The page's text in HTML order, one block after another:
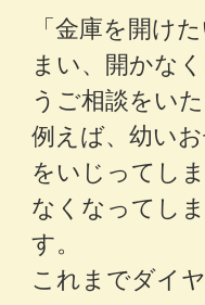
「金庫を開け
まい、開かな
うご相談をい
例えば、幼い
をいじってし
なくなってし
す。
これまでダイ